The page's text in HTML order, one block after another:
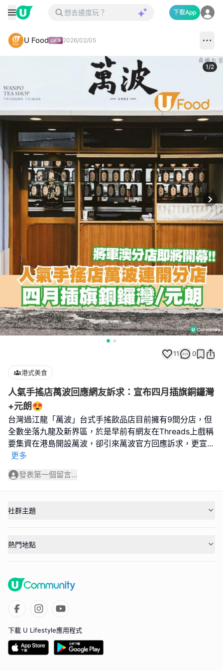
下載App
U Food 2026/02/05
1/2
11 0
港式美食
人氣手搖店萬波回應網友訴求：宣布四月插旗銅鑼灣
+元朗😍
台灣過江龍「萬波」台式手搖飲品店目前擁有9間分店，但
全數坐落九龍及新界區，於是早前有網友在Threads上戲稱
要集資在港島開設萬波，卻引來萬波官方回應訴求，更宣...
更多
發表第一個留言...
社群主題
熱門地點
下載 U Lifestyle應用程式